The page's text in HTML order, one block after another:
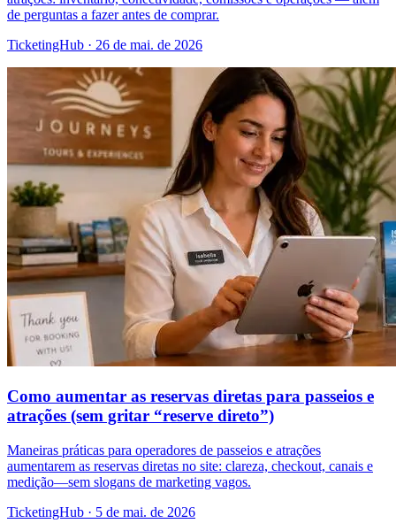
de perguntas a fazer antes de comprar.
TicketingHub · 26 de mai. de 2026
Como aumentar as reservas diretas para passeios e
atrações (sem gritar “reserve direto”)
Maneiras práticas para operadores de passeios e atrações
aumentarem as reservas diretas no site: clareza, checkout, canais e
medição—sem slogans de marketing vagos.
TicketingHub · 5 de mai. de 2026